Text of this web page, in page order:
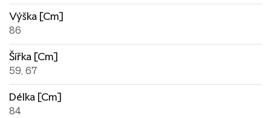
Výška [cm]
86
Šířka [cm]
59, 67
Délka [cm]
84